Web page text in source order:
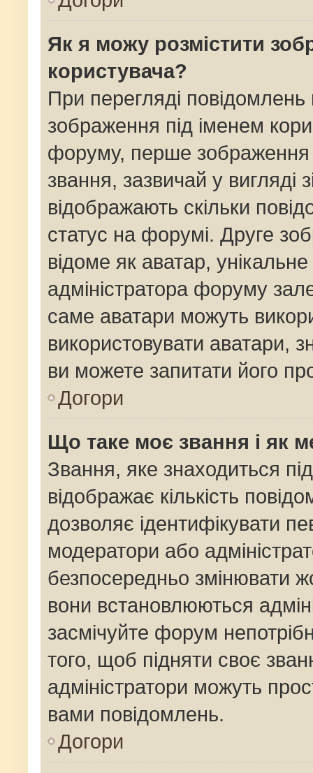
Як я можу розмістити
користувача?
При перегляді
зображення під іменем
форуму, перше зображення
звання, зазвичай у вигляді
відображають скільки
статус на форумі. Друге
відоме як аватар,
адміністратора форуму
саме аватари можуть
використовувати аватари,
ви можете запитати його
Догори
Що таке моє звання і як
Звання, яке знаходиться
відображає кількість
дозволяє ідентифікувати
модератори або
безпосередньо змінювати
вони встановлюються
засмічуйте форум
того, щоб підняти своє
адміністратори можуть
вами повідомлень.
Догори